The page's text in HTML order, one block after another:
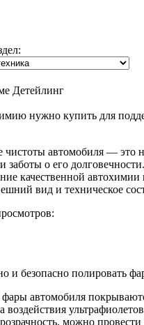
Детейлинг
нужно купить для
автомобиля — это
заботы о его
качественной
вид и техническое
и безопасно полировать
автомобиля
воздействия
можно провести